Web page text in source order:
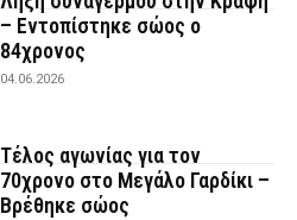
– Εντοπίστηκε σώος ο
84χρονος
04.06.2026
Τέλος αγωνίας για τον
70χρονο στο Μεγάλο Γαρδίκι –
Βρέθηκε σώος